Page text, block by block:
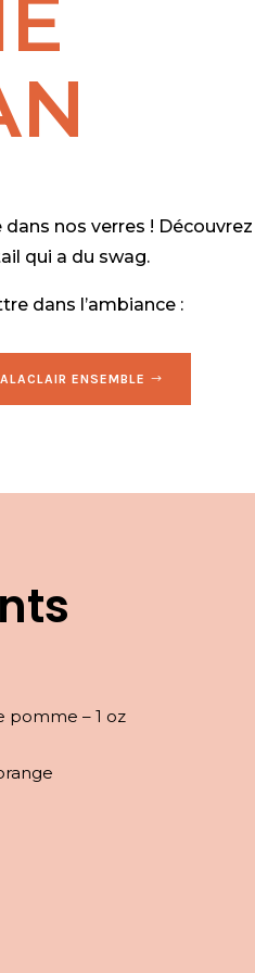
dans nos verres !
qui a du swag.
dans l’ambiance :
ENSEMBLE
pomme – 1 oz